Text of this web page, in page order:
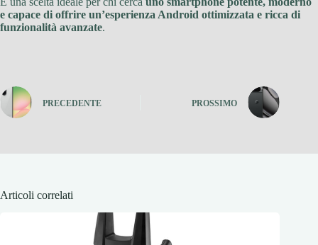
e capace di offrire un’esperienza Android ottimizzata e ricca di
funzionalità avanzate.
PRECEDENTE PROSSIMO
Articoli correlati